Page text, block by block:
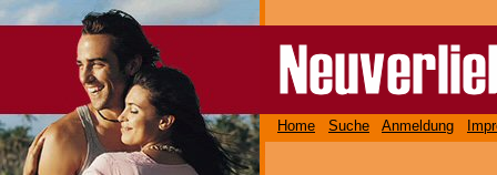
Home Suche Anmeldung